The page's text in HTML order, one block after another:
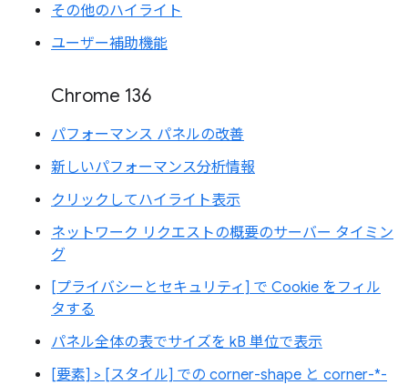
その他のハイライト
ユーザー補助機能
Chrome 136
パフォーマンス パネルの改善
新しいパフォーマンス分析情報
クリックしてハイライト表示
ネットワーク リクエストの概要のサーバー タイミン
グ
[プライバシーとセキュリティ] で Cookie をフィル
タする
パネル全体の表でサイズを kB 単位で表示
[要素] > [スタイル] での corner-shape と corner-*-